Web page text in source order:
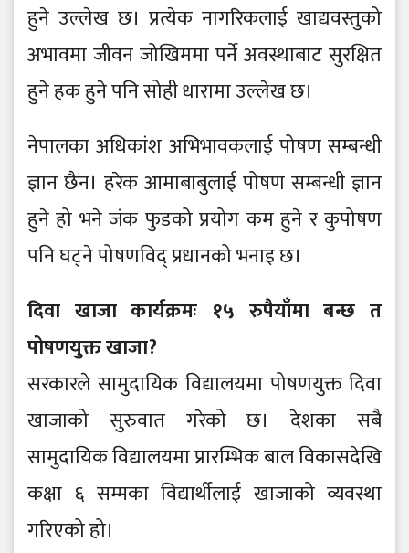
हुने उल्लेख छ। प्रत्येक नागरिकलाई खाद्यवस्तुको
अभावमा जीवन जोखिममा पर्ने अवस्थाबाट सुरक्षित
हुने हक हुने पनि सोही धारामा उल्लेख छ।
नेपालका अधिकांश अभिभावकलाई पोषण सम्बन्धी
ज्ञान छैन। हरेक आमाबाबुलाई पोषण सम्बन्धी ज्ञान
हुने हो भने जंक फुडको प्रयोग कम हुने र कुपोषण
पनि घट्ने पोषणविद् प्रधानको भनाइ छ।
दिवा खाजा कार्यक्रमः १५ रुपैयाँमा बन्छ त
पोषणयुक्त खाजा?
सरकारले सामुदायिक विद्यालयमा पोषणयुक्त दिवा
खाजाको सुरुवात गरेको छ। देशका सबै
सामुदायिक विद्यालयमा प्रारम्भिक बाल विकासदेखि
कक्षा ६ सम्मका विद्यार्थीलाई खाजाको व्यवस्था
गरिएको हो।